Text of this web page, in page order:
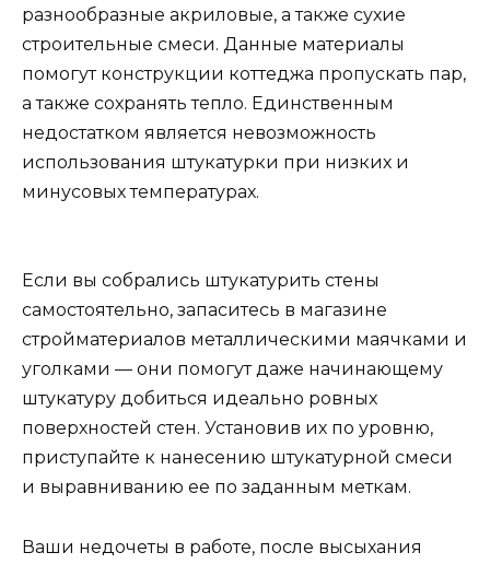
разнообразные акриловые, а также сухие
строительные смеси. Данные материалы
помогут конструкции коттеджа пропускать пар,
а также сохранять тепло. Единственным
недостатком является невозможность
использования штукатурки при низких и
минусовых температурах.
Если вы собрались штукатурить стены
самостоятельно, запаситесь в магазине
стройматериалов металлическими маячками и
уголками — они помогут даже начинающему
штукатуру добиться идеально ровных
поверхностей стен. Установив их по уровню,
приступайте к нанесению штукатурной смеси
и выравниванию ее по заданным меткам.
Ваши недочеты в работе, после высыхания